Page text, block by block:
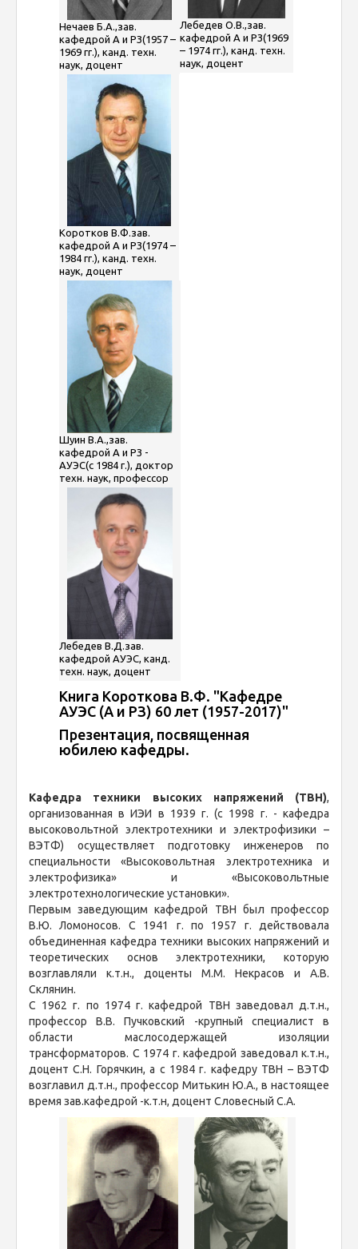
Нечаев Б.А.,зав.
кафедрой А и РЗ(1957 –
1969 гг.), канд. техн.
наук, доцент
Лебедев О.В.,зав.
кафедрой А и РЗ(1969
– 1974 гг.), канд. техн.
наук, доцент
Коротков В.Ф.зав.
кафедрой А и РЗ(1974 –
1984 гг.), канд. техн.
наук, доцент
Шуин В.А.,зав.
кафедрой А и РЗ -
АУЭС(с 1984 г.), доктор
техн. наук, профессор
Лебедев В.Д.зав.
кафедрой АУЭС, канд.
техн. наук, доцент
Книга Короткова В.Ф. "Кафедре
АУЭС (А и РЗ) 60 лет (1957-2017)"
Презентация, посвященная
юбилею кафедры.
Кафедра техники высоких напряжений (ТВН),
организованная в ИЭИ в 1939 г. (с 1998 г. - кафедра
высоковольтной электротехники и электрофизики –
ВЭТФ) осуществляет подготовку инженеров по
специальности «Высоковольтная электротехника и
электрофизика» и «Высоковольтные
электротехнологические установки».
Первым заведующим кафедрой ТВН был профессор
В.Ю. Ломоносов. С 1941 г. по 1957 г. действовала
объединенная кафедра техники высоких напряжений и
теоретических основ электротехники, которую
возглавляли к.т.н., доценты М.М. Некрасов и А.В.
Склянин.
С 1962 г. по 1974 г. кафедрой ТВН заведовал д.т.н.,
профессор В.В. Пучковский -крупный специалист в
области маслосодержащей изоляции
трансформаторов. С 1974 г. кафедрой заведовал к.т.н.,
доцент С.Н. Горячкин, а с 1984 г. кафедру ТВН – ВЭТФ
возглавил д.т.н., профессор Митькин Ю.А., в настоящее
время зав.кафедрой -к.т.н, доцент Словесный С.А.